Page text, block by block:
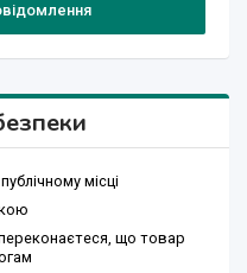
місці
що товар